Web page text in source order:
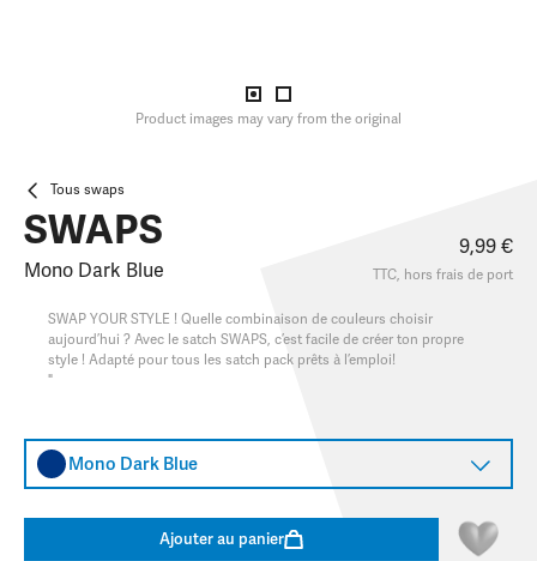
Product images may vary from the original
Tous swaps
SWAPS
Mono Dark Blue
9,99 €
TTC, hors frais de port
SWAP YOUR STYLE ! Quelle combinaison de couleurs choisir
aujourd’hui ? Avec le satch SWAPS, c’est facile de créer ton propre
style ! Adapté pour tous les satch pack prêts à l’emploi!
"
Mono Dark Blue
Ajouter au panier